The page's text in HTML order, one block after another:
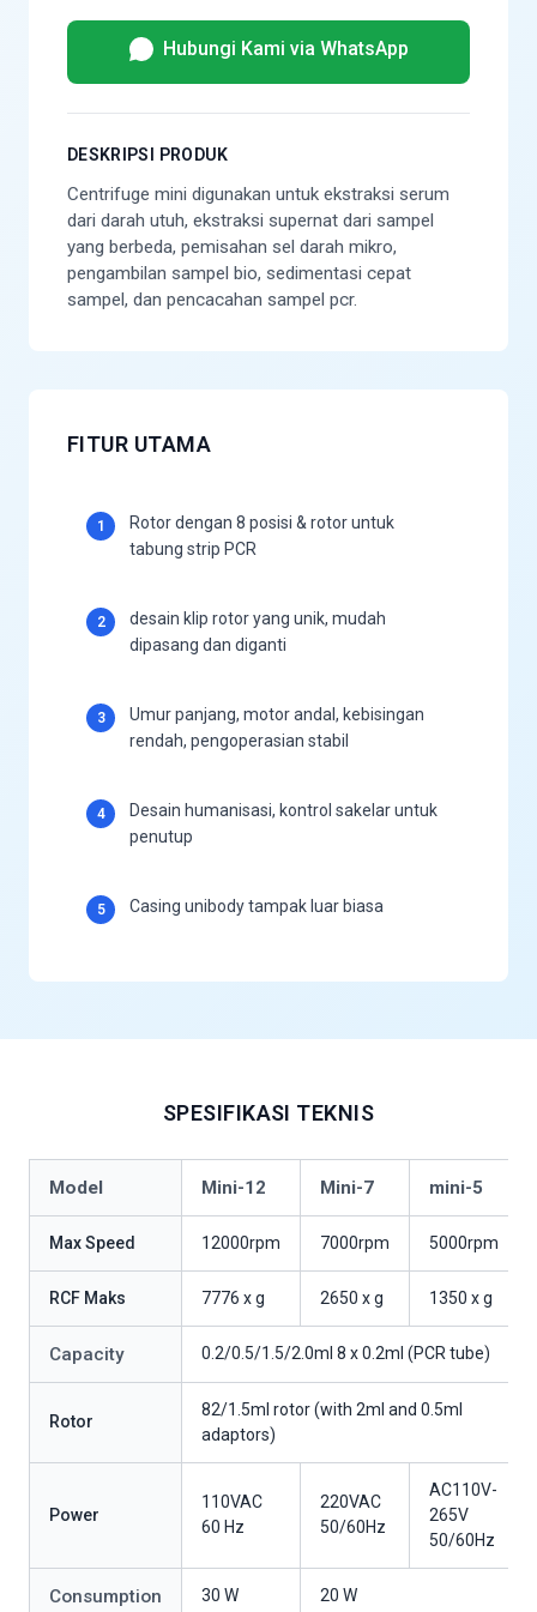
Hubungi Kami via WhatsApp
DESKRIPSI PRODUK
Centrifuge mini digunakan untuk ekstraksi serum
dari darah utuh, ekstraksi supernat dari sampel
yang berbeda, pemisahan sel darah mikro,
pengambilan sampel bio, sedimentasi cepat
sampel, dan pencacahan sampel pcr.
FITUR UTAMA
1
Rotor dengan 8 posisi & rotor untuk
tabung strip PCR
2
desain klip rotor yang unik, mudah
dipasang dan diganti
3
Umur panjang, motor andal, kebisingan
rendah, pengoperasian stabil
4
Desain humanisasi, kontrol sakelar untuk
penutup
5 Casing unibody tampak luar biasa
SPESIFIKASI TEKNIS
Model Mini-12 Mini-7 mini-5
Max Speed 12000rpm 7000rpm 5000rpm
RCF Maks 7776 x g 2650 x g 1350 x g
Capacity 0.2/0.5/1.5/2.0ml 8 x 0.2ml (PCR tube)
Rotor
82/1.5ml rotor (with 2ml and 0.5ml
adaptors)
Power
110VAC
60 Hz
220VAC
50/60Hz
AC110V-
265V
50/60Hz
Consumption 30 W 20 W